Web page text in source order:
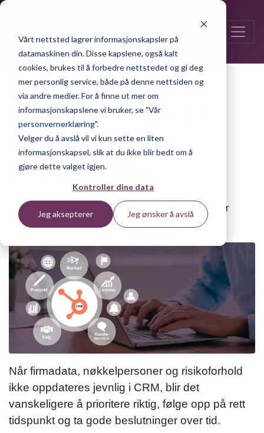
Vårt nettsted lagrer informasjonskapsler på
datamaskinen din. Disse kapslene, også kalt
cookies, brukes til å forbedre nettstedet og gi deg
mer personlig service, både på denne nettsiden og
via andre medier. For å finne ut mer om
informasjonskapslene vi bruker, se "Vår
personvernerklæring".
Velger du å avslå vil vi kun sette en liten
informasjonskapsel, slik at du ikke blir bedt om å
gjøre dette valget igjen.
Kontroller dine data
Jeg aksepterer Jeg ønsker å avslå
Hvorfor oppdatert
virksomhetsdata i
CRM gir bedre
beslutninger
Publisert 26. mai 2026 | av Kjersti Bakke – 4 minutter
lesetid.
Når firmadata, nøkkelpersoner og risikoforhold
ikke oppdateres jevnlig i CRM, blir det
vanskeligere å prioritere riktig, følge opp på rett
tidspunkt og ta gode beslutninger over tid.